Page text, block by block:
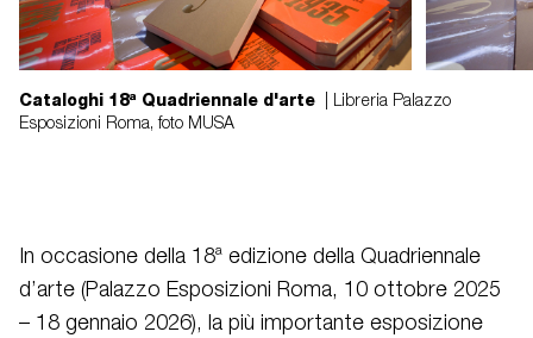
Cataloghi 18ª Quadriennale d'arte | Libreria Palazzo
Esposizioni Roma, foto MUSA
In occasione della 18ª edizione della Quadriennale
d’arte (Palazzo Esposizioni Roma, 10 ottobre 2025
– 18 gennaio 2026), la più importante esposizione